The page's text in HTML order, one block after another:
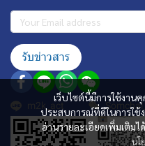
เว็บไซต์นี้มีการใช้งาน
ประสบการณ์ที่ดีในการใช้
อ่านรายละเอียดเพิ่มเติม
นโ
รับข่าวสาร
m2k_act